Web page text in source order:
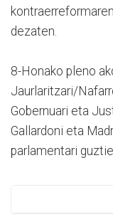
dezaten.
8-Honako pleno
Jaurlaritzari/
Gobernuari eta
Gallardoni eta
parlamentari